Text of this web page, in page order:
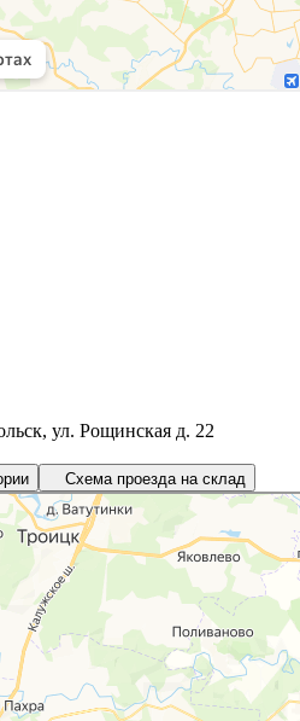
ул. Рощинская д. 22
Схема проезда на склад